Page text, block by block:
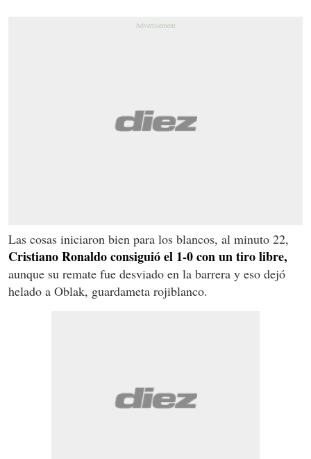
Las cosas iniciaron bien para los blancos, al minuto 22,
Cristiano Ronaldo consiguió el 1-0 con un tiro libre,
aunque su remate fue desviado en la barrera y eso dejó
helado a Oblak, guardameta rojiblanco.